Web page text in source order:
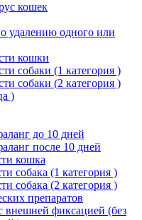
кошек
удалению одного или
кошки
собаки (1 категория )
собаки (2 категория )
)
до 10 дней
после 10 дней
кошка
собака (1 категория )
собака (2 категория )
препаратов
внешней фиксацией (без